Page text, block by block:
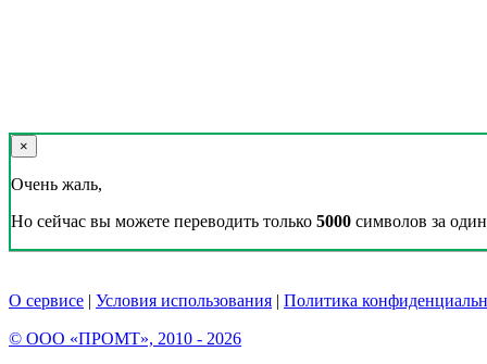
×
Очень жаль,
Но сейчас вы можете переводить только 5000 символов за один
О сервисе | Условия использования | Политика
© ООО «ПРОМТ», 2010 - 2026